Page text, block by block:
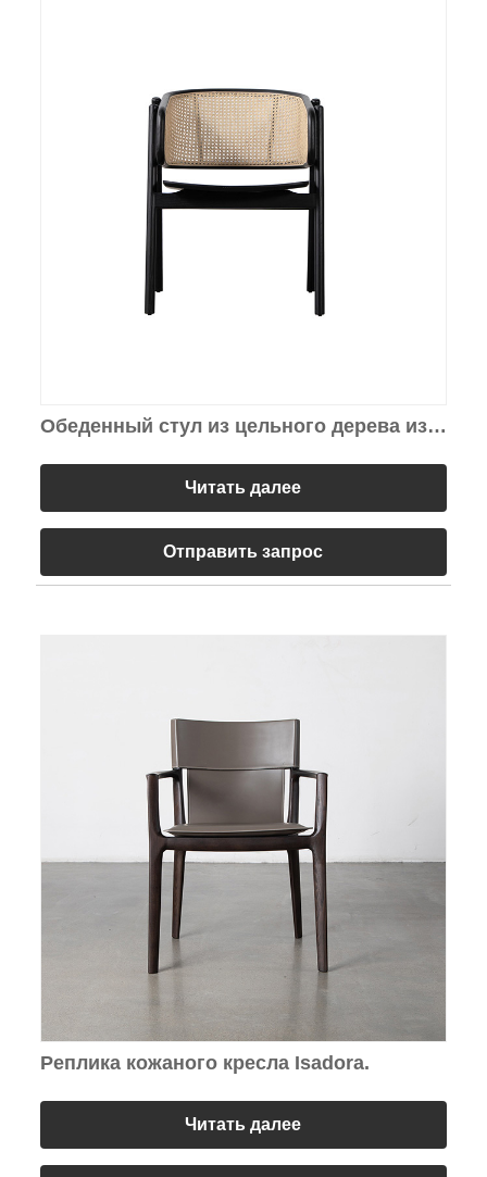
Обеденный стул из цельного дерева из
Читать далее
Отправить запрос
Реплика кожаного кресла Isadora.
Читать далее